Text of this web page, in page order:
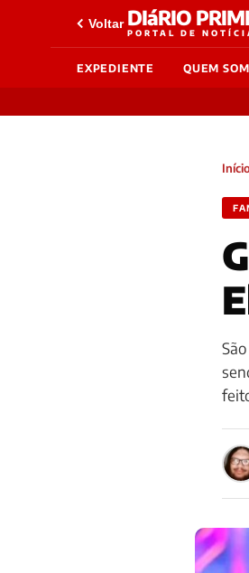
Voltar DIáRIO
PORTAL DE
EXPEDIENTE QUEM
Início